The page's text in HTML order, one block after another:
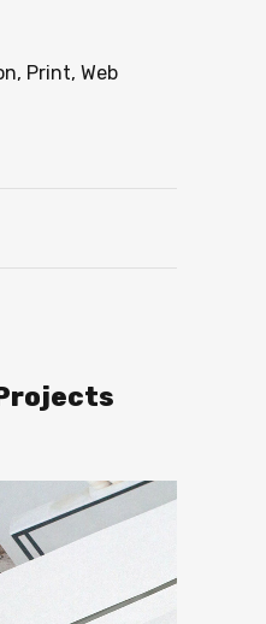
Print, Web